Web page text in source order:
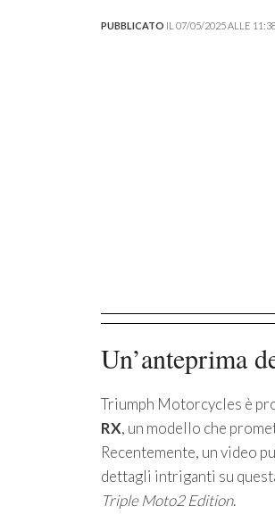
PUBBLICATO IL 07/05/2025 ALLE
Un’anteprima
Triumph Motorcycles è
RX, un modello che
Recentemente, un video
dettagli intriganti su
Triple Moto2 Edition.